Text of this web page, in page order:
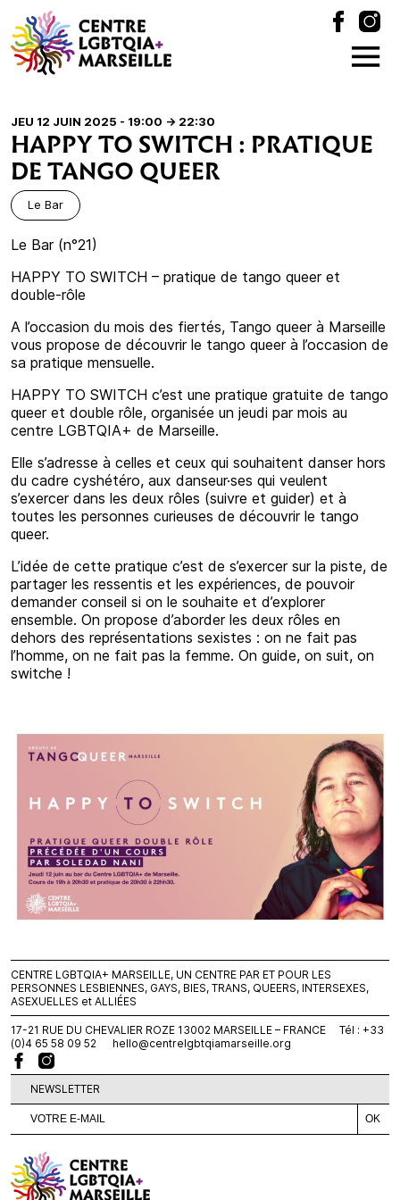
JEU 12 JUIN 2025 - 19:00 -> 22:30
HAPPY TO SWITCH : PRATIQUE
DE TANGO QUEER
Le Bar
Le Bar (n°21)
HAPPY TO SWITCH – pratique de tango queer et
double-rôle
A l’occasion du mois des fiertés, Tango queer à Marseille
vous propose de découvrir le tango queer à l’occasion de
sa pratique mensuelle.
HAPPY TO SWITCH c’est une pratique gratuite de tango
queer et double rôle, organisée un jeudi par mois au
centre LGBTQIA+ de Marseille.
Elle s’adresse à celles et ceux qui souhaitent danser hors
du cadre cyshétéro, aux danseur·ses qui veulent
s’exercer dans les deux rôles (suivre et guider) et à
toutes les personnes curieuses de découvrir le tango
queer.
L’idée de cette pratique c’est de s’exercer sur la piste, de
partager les ressentis et les expériences, de pouvoir
demander conseil si on le souhaite et d’explorer
ensemble. On propose d’aborder les deux rôles en
dehors des représentations sexistes : on ne fait pas
l’homme, on ne fait pas la femme. On guide, on suit, on
switche !
CENTRE LGBTQIA+ MARSEILLE, UN CENTRE PAR ET POUR LES
PERSONNES LESBIENNES, GAYS, BIES, TRANS, QUEERS, INTERSEXES,
ASEXUELLES et ALLIÉES
17-21 RUE DU CHEVALIER ROZE 13002 MARSEILLE – FRANCE Tél : +33
(0)4 65 58 09 52
hello@centrelgbtqiamarseille.org
NEWSLETTER